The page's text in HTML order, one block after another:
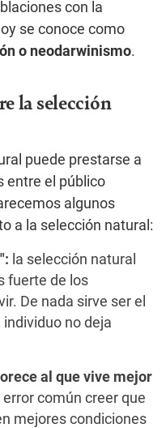
con la
se conoce como
o neodarwinismo.
la selección
puede prestarse a
entre el público
algunos
a la selección natural:
la selección natural
fuerte de los
De nada sirve ser el
no deja
al que vive mejor
error común creer que
mejores condiciones